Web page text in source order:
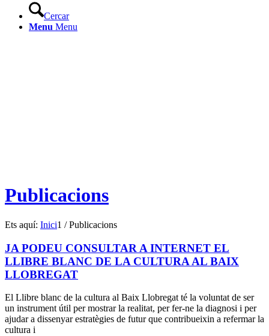
Cercar
Menu Menu
Publicacions
Ets aquí: Inici1 / Publicacions
JA PODEU CONSULTAR A INTERNET EL
LLIBRE BLANC DE LA CULTURA AL BAIX
LLOBREGAT
El Llibre blanc de la cultura al Baix Llobregat té la voluntat de ser
un instrument útil per mostrar la realitat, per fer-ne la diagnosi i per
ajudar a dissenyar estratègies de futur que contribueixin a refermar la
cultura i